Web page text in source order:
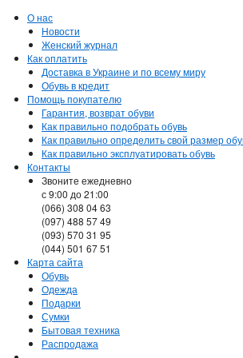
О нас
Новости
Женский журнал
Как оплатить
Доставка в Украине и по всему миру
Обувь в кредит
Помощь покупателю
Гарантия, возврат обуви
Как правильно подобрать обувь
Как правильно определить свой размер
Как правильно эксплуатировать обувь
Контакты
Звоните ежедневно
с 9:00 до 21:00
(066) 308 04 63
(097) 488 57 49
(093) 570 31 95
(044) 501 67 51
Карта сайта
Обувь
Одежда
Подарки
Сумки
Бытовая техника
Распродажа